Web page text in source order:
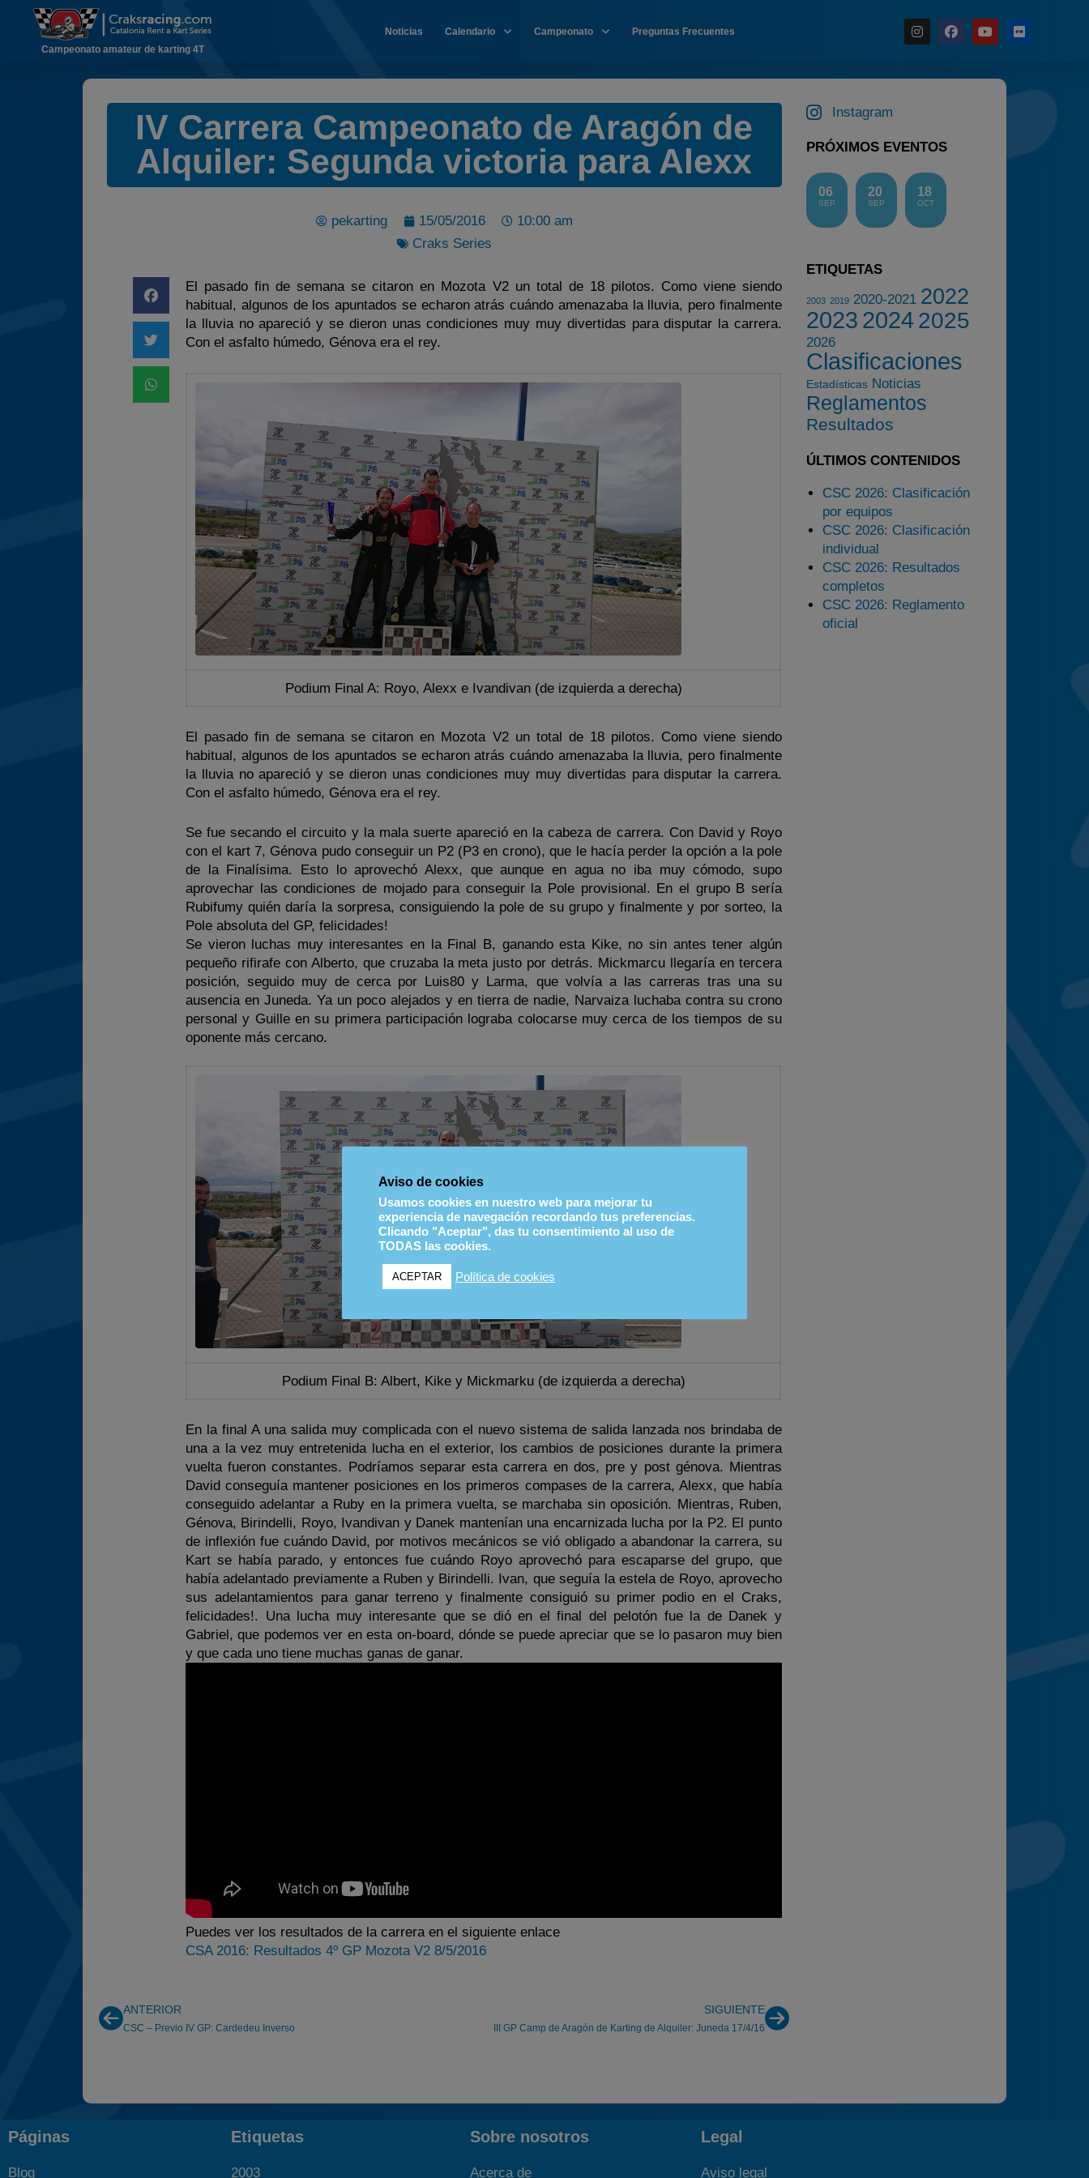
Campeonato amateur de karting 4T
Noticias Calendario Campeonato Preguntas Frecuentes
IV Carrera Campeonato de Aragón de
Alquiler: Segunda victoria para Alexx
pekarting 15/05/2016
10:00 am
Craks Series
El pasado fin de semana se citaron en Mozota V2 un total de 18 pilotos. Como viene siendo
habitual, algunos de los apuntados se echaron atrás cuándo amenazaba la lluvia, pero finalmente
la lluvia no apareció y se dieron unas condiciones muy muy divertidas para disputar la carrera.
Con el asfalto húmedo, Génova era el rey.
Podium Final A: Royo, Alexx e Ivandivan (de izquierda a derecha)
El pasado fin de semana se citaron en Mozota V2 un total de 18 pilotos. Como viene siendo
habitual, algunos de los apuntados se echaron atrás cuándo amenazaba la lluvia, pero finalmente
la lluvia no apareció y se dieron unas condiciones muy muy divertidas para disputar la carrera.
Con el asfalto húmedo, Génova era el rey.
Se fue secando el circuito y la mala suerte apareció en la cabeza de carrera. Con David y Royo
con el kart 7, Génova pudo conseguir un P2 (P3 en crono), que le hacía perder la opción a la pole
de la Finalísima. Esto lo aprovechó Alexx, que aunque en agua no iba muy cómodo, supo
aprovechar las condiciones de mojado para conseguir la Pole provisional. En el grupo B sería
Rubifumy quién daría la sorpresa, consiguiendo la pole de su grupo y finalmente y por sorteo, la
Pole absoluta del GP, felicidades!
Se vieron luchas muy interesantes en la Final B, ganando esta Kike, no sin antes tener algún
pequeño rifirafe con Alberto, que cruzaba la meta justo por detrás. Mickmarcu llegaría en tercera
posición, seguido muy de cerca por Luis80 y Larma, que volvía a las carreras tras una su
ausencia en Juneda. Ya un poco alejados y en tierra de nadie, Narvaiza luchaba contra su crono
personal y Guille en su primera participación lograba colocarse muy cerca de los tiempos de su
oponente más cercano.
Podium Final B: Albert, Kike y Mickmarku (de izquierda a derecha)
En la final A una salida muy complicada con el nuevo sistema de salida lanzada nos brindaba de
una a la vez muy entretenida lucha en el exterior, los cambios de posiciones durante la primera
vuelta fueron constantes. Podríamos separar esta carrera en dos, pre y post génova. Mientras
David conseguía mantener posiciones en los primeros compases de la carrera, Alexx, que había
conseguido adelantar a Ruby en la primera vuelta, se marchaba sin oposición. Mientras, Ruben,
Génova, Birindelli, Royo, Ivandivan y Danek mantenían una encarnizada lucha por la P2. El punto
de inflexión fue cuándo David, por motivos mecánicos se vió obligado a abandonar la carrera, su
Kart se había parado, y entonces fue cuándo Royo aprovechó para escaparse del grupo, que
había adelantado previamente a Ruben y Birindelli. Ivan, que seguía la estela de Royo, aprovecho
sus adelantamientos para ganar terreno y finalmente consiguió su primer podio en el Craks,
felicidades!. Una lucha muy interesante que se dió en el final del pelotón fue la de Danek y
Gabriel, que podemos ver en esta on-board, dónde se puede apreciar que se lo pasaron muy bien
y que cada uno tiene muchas ganas de ganar.
Puedes ver los resultados de la carrera en el siguiente enlace
CSA 2016: Resultados 4º GP Mozota V2 8/5/2016
ANTERIOR
CSC – Previo IV GP: Cardedeu Inverso
SIGUIENTE
III GP Camp de Aragón de Karting de Alquiler: Juneda 17/4/16
Instagram
PRÓXIMOS EVENTOS
06
SEP
20
SEP
18
OCT
ETIQUETAS
2003 2019 2020-2021 2022
2023 20242025
2026
Clasificaciones
Estadísticas Noticias
Reglamentos
Resultados
ÚLTIMOS CONTENIDOS
CSC 2026: Clasificación
por equipos
CSC 2026: Clasificación
individual
CSC 2026: Resultados
completos
CSC 2026: Reglamento
oficial
Páginas
Blog
Etiquetas
2003
Sobre nosotros
Acerca de
Legal
Aviso legal
Aviso de cookies
Usamos cookies en nuestro web para mejorar tu
experiencia de navegación recordando tus preferencias.
Clicando "Aceptar", das tu consentimiento al uso de
TODAS las cookies.
ACEPTAR Política de cookies